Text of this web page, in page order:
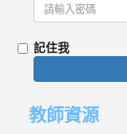
記住我
教師資源